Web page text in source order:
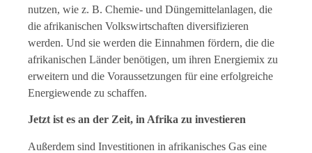
nutzen, wie z. B. Chemie- und Düngemittelanlagen, die
die afrikanischen Volkswirtschaften diversifizieren
werden. Und sie werden die Einnahmen fördern, die die
afrikanischen Länder benötigen, um ihren Energiemix zu
erweitern und die Voraussetzungen für eine erfolgreiche
Energiewende zu schaffen.
Jetzt ist es an der Zeit, in Afrika zu investieren
Außerdem sind Investitionen in afrikanisches Gas eine